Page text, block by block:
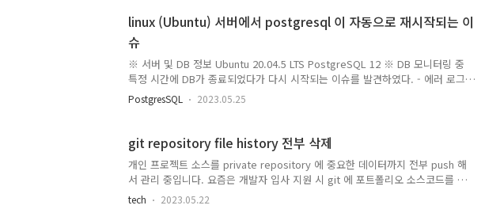
를 재기동하면 설정이 변경됩니다. ※ DB 재기동 없이 Query 또는 Command
를 실행해서 설정을 적용하는 방법도 있습니다. 그러나 일반적인 설정 적용은 가
능하지만 일부 재시작이 필요한 설정은 적용되지 않습니다...
linux (Ubuntu) 서버에서 postgresql 이 자동으로 재시작되는 이
슈
※ 서버 및 DB 정보 Ubuntu 20.04.5 LTS PostgreSQL 12 ※ DB 모니터링 중
특정 시간에 DB가 종료되었다가 다시 시작되는 이슈를 발견하였다. - 에러 로그
확인 로그 파일 경로 확인 show log_directory; 로그 파일 내용 확인 cd
/data/postgresql/log cat postgresql-2023-05-25_000000.log - DB 로그
부분을 하나씩 확인해보았다. 1. 서버 재기동 last reboot 명령어로 서버 재기동
이력 확인 2. 사용자가 직접 DB 중지 후 재기동 history 명령어로 사용자가 실행
한 명령어 이력 확인 → DB 재..
PostgresSQL 2023.05.25
git repository file history 전부 삭제
개인 프로젝트 소스를 private repository 에 중요한 데이터까지 전부 push 해
서 관리 중입니다. 요즘은 개발자 입사 지원 시 git 에 포트폴리오 소스코드를 공
개하는 것 같아서 방법을 고민해 보았습니다. 1. private repository → public
tech 2023.05.22